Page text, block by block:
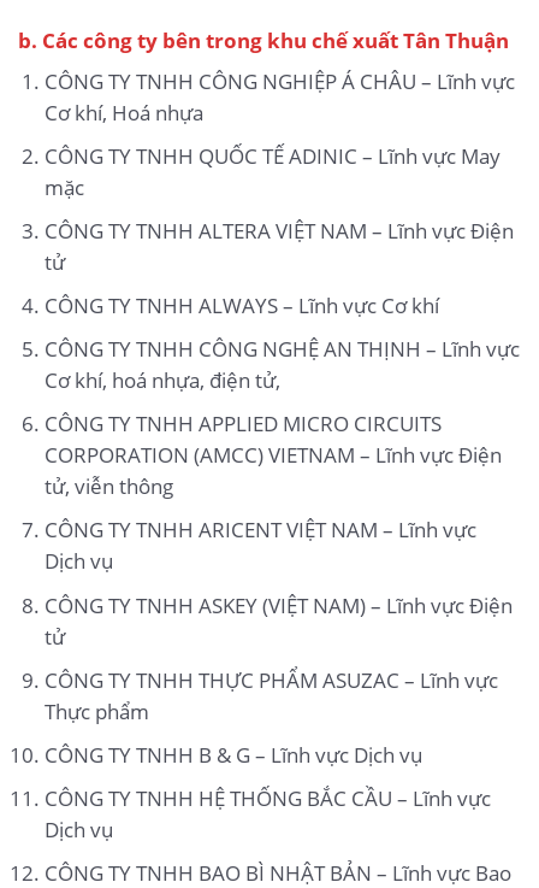
b. Các công ty bên trong khu chế xuất Tân Thuận
CÔNG TY TNHH CÔNG NGHIỆP Á CHÂU – Lĩnh vực
Cơ khí, Hoá nhựa
CÔNG TY TNHH QUỐC TẾ ADINIC – Lĩnh vực May
mặc
CÔNG TY TNHH ALTERA VIỆT NAM – Lĩnh vực Điện
tử
CÔNG TY TNHH ALWAYS – Lĩnh vực Cơ khí
CÔNG TY TNHH CÔNG NGHỆ AN THỊNH – Lĩnh vực
Cơ khí, hoá nhựa, điện tử,
CÔNG TY TNHH APPLIED MICRO CIRCUITS
CORPORATION (AMCC) VIETNAM – Lĩnh vực Điện
tử, viễn thông
CÔNG TY TNHH ARICENT VIỆT NAM – Lĩnh vực
Dịch vụ
CÔNG TY TNHH ASKEY (VIỆT NAM) – Lĩnh vực Điện
tử
CÔNG TY TNHH THỰC PHẨM ASUZAC – Lĩnh vực
Thực phẩm
CÔNG TY TNHH B & G – Lĩnh vực Dịch vụ
CÔNG TY TNHH HỆ THỐNG BẮC CẦU – Lĩnh vực
Dịch vụ
CÔNG TY TNHH BAO BÌ NHẬT BẢN – Lĩnh vực Bao